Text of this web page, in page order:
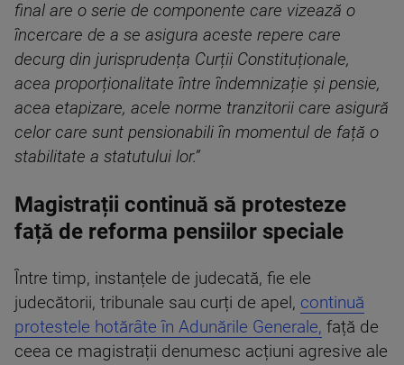
final are o serie de componente care vizează o
încercare de a se asigura aceste repere care
decurg din jurisprudența Curții Constituționale,
acea proporționalitate între îndemnizație și pensie,
acea etapizare, acele norme tranzitorii care asigură
celor care sunt pensionabili în momentul de față o
stabilitate a statutului lor.”
Magistrații continuă să protesteze
față de reforma pensiilor speciale
Între timp, instanțele de judecată, fie ele
judecătorii, tribunale sau curți de apel, continuă
protestele hotărâte în Adunările Generale, față de
ceea ce magistrații denumesc acțiuni agresive ale